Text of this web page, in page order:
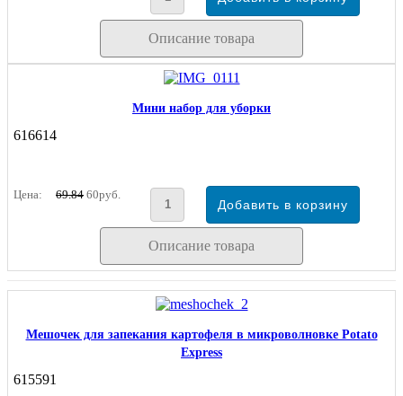
Описание товара
Мини набор для уборки
616614
Цена: 69.84 60руб.
Описание товара
Мешочек для запекания картофеля в микроволновке Potato
Express
615591